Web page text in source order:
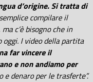
d’origine. Si tratta di
compilare il
c’è bisogno che in
oggi. I video della partita
far vincere il
e non andiamo per
e denaro per le trasferte”.